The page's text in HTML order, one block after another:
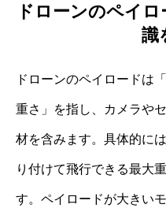
ドローンのペイ
識
ドローンのペイロードは
重さ」を指し、カメラや
材を含みます。具体的に
り付けて飛行できる最大
す。ペイロードが大きい